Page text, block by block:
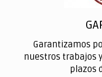
Garantizamos
nuestros trabajos
plazos